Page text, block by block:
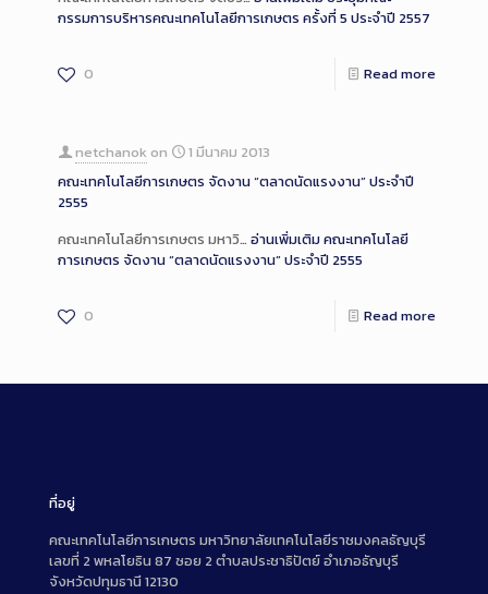
กรรมการบริหารคณะเทคโนโลยีการเกษตร ครั้งที่ 5 ประจำปี 2557
0 Read more
netchanok on
1 มีนาคม 2013
คณะเทคโนโลยีการเกษตร จัดงาน “ตลาดนัดแรงงาน” ประจำปี
2555
คณะเทคโนโลยีการเกษตร มหาวิ… อ่านเพิ่มเติมคณะเทคโนโลยี
การเกษตร จัดงาน “ตลาดนัดแรงงาน” ประจำปี 2555
0 Read more
ที่อยู่
คณะเทคโนโลยีการเกษตร มหาวิทยาลัยเทคโนโลยีราชมงคลธัญบุรี
เลขที่ 2 พหลโยธิน 87 ซอย 2 ตำบลประชาธิปัตย์ อำเภอธัญบุรี
จังหวัดปทุมธานี 12130